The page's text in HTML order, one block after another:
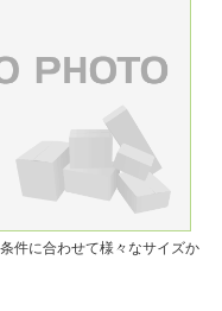
件に合わせて様々なサイズか